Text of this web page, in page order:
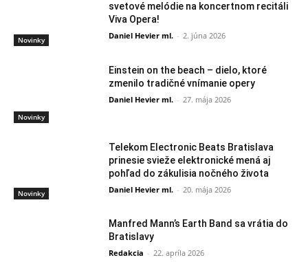
Novinky
svetové melódie na koncertnom recitáli
Viva Opera!
Daniel Hevier ml. - 2. júna 2026
Novinky
Einstein on the beach – dielo, ktoré
zmenilo tradičné vnímanie opery
Daniel Hevier ml. - 27. mája 2026
Novinky
Telekom Electronic Beats Bratislava
prinesie svieže elektronické mená aj
pohľad do zákulisia nočného života
Daniel Hevier ml. - 20. mája 2026
Manfred Mann’s Earth Band sa vrátia do
Bratislavy
Redakcia - 22. apríla 2026